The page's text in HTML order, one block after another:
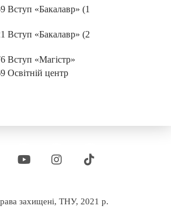
Вступ «Бакалавр» (1
Вступ «Бакалавр» (2
Вступ «Магістр»
Освітній центр
захищені, ТНУ, 2021 р.